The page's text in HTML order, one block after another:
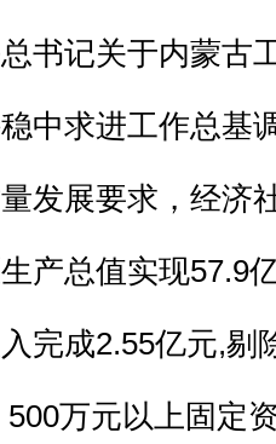
书记关于内蒙古
中求进工作总基
发展要求，经济
产总值实现57.9
完成2.55亿元,剔
500万元以上固定